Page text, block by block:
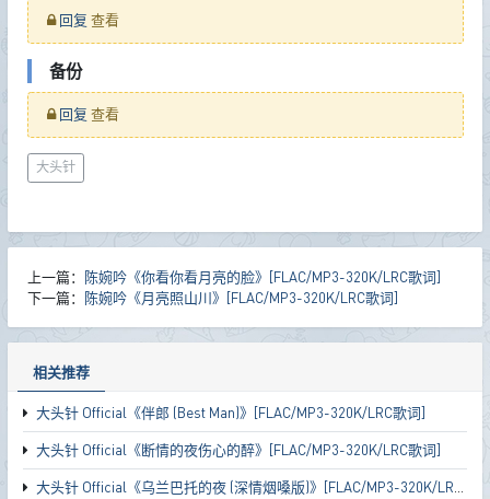
回复 查看
备份
回复 查看
大头针
上一篇：
陈婉吟《你看你看月亮的脸》[FLAC/MP3-320K/LRC歌词]
下一篇：
陈婉吟《月亮照山川》[FLAC/MP3-320K/LRC歌词]
相关推荐
大头针 Official《伴郎 (Best Man)》[FLAC/MP3-320K/LRC歌词]
大头针 Official《断情的夜伤心的醉》[FLAC/MP3-320K/LRC歌词]
大头针 Official《乌兰巴托的夜 (深情烟嗓版)》[FLAC/MP3-320K/LRC歌词]